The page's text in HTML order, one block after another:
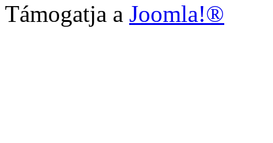
Támogatja a Joomla!®